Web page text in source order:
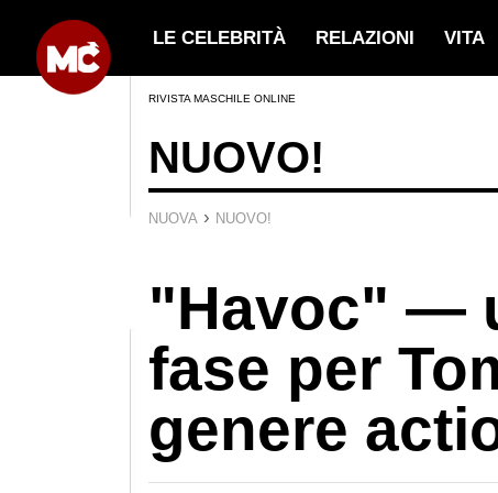
LE CELEBRITÀ RELAZIONI VITA
RIVISTA MASCHILE ONLINE
NUOVO!
NUOVA › NUOVO!
"Havoc" —
fase per
genere